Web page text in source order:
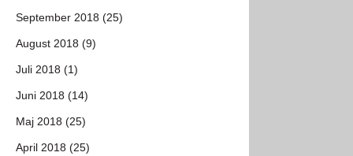
September 2018 (25)
August 2018 (9)
Juli 2018 (1)
Juni 2018 (14)
Maj 2018 (25)
April 2018 (25)